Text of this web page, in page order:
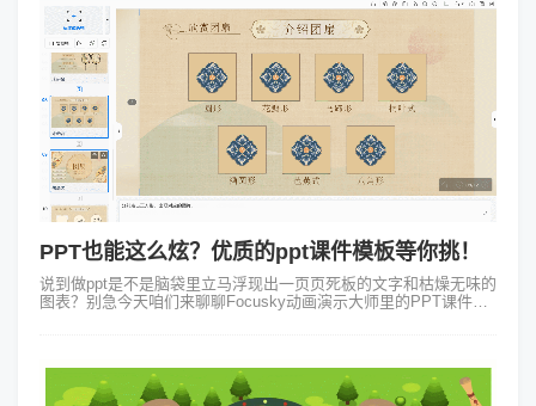
PPT也能这么炫？优质的ppt课件模板等你挑！
说到做ppt是不是脑袋里立马浮现出一页页死板的文字和枯燥无味的
图表？别急今天咱们来聊聊Focusky动画演示大师里的PPT课件模